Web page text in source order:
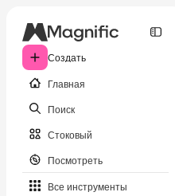
Создать
Главная
Поиск
Стоковый
Посмотреть
Все инструменты